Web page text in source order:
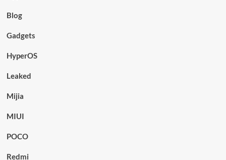
Blog
Gadgets
HyperOS
Leaked
Mijia
MIUI
POCO
Redmi